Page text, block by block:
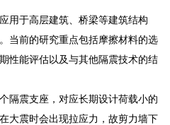
用于高层建筑、桥梁等建筑结构
当前的研究重点包括摩擦材料的选
性能评估以及与其他隔震技术的结
隔震支座，对应长期设计荷载小的
大震时会出现拉应力，故剪力墙下